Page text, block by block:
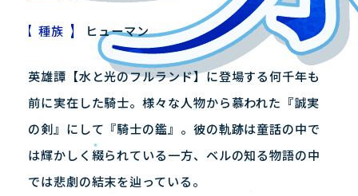
PRODUCT
製品情報
PRIVILEGE
店舗購入特典
JP EN
種族 ヒューマン
英雄譚【水と光のフルランド】に登場する何千年も
前に実在した騎士。様々な人物から慕われた『誠実
の剣』にして『騎士の鑑』。彼の軌跡は童話の中で
は輝かしく綴られている一方、ベルの知る物語の中
では悲劇の結末を辿っている。